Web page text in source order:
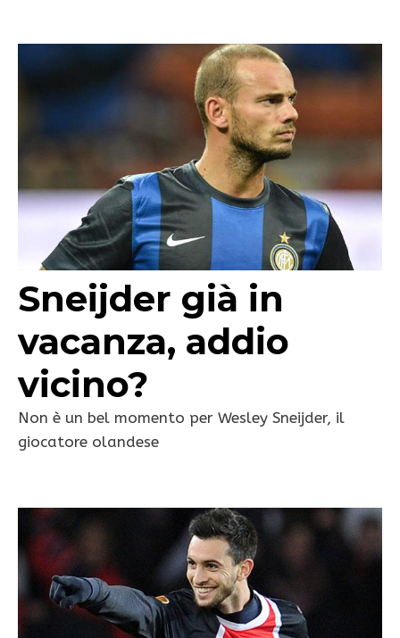
Sneijder già in
vacanza, addio
vicino?
Non è un bel momento per Wesley Sneijder, il
giocatore olandese